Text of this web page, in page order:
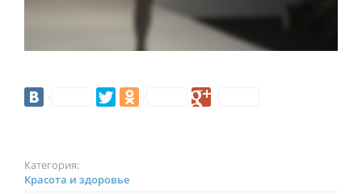
Категория:
Красота и здоровье